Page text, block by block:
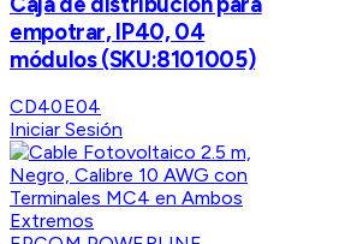
empotrar, IP40, 04
módulos (SKU:8101005)
CD40E04
Iniciar Sesión